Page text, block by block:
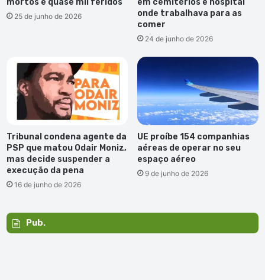
mortos e quase mil feridos
25 de junho de 2026
em cemitérios e hospital
onde trabalhava para as
comer
24 de junho de 2026
Tribunal condena agente da
PSP que matou Odair Moniz,
mas decide suspender a
execução da pena
16 de junho de 2026
UE proíbe 154 companhias
aéreas de operar no seu
espaço aéreo
9 de junho de 2026
Pub.